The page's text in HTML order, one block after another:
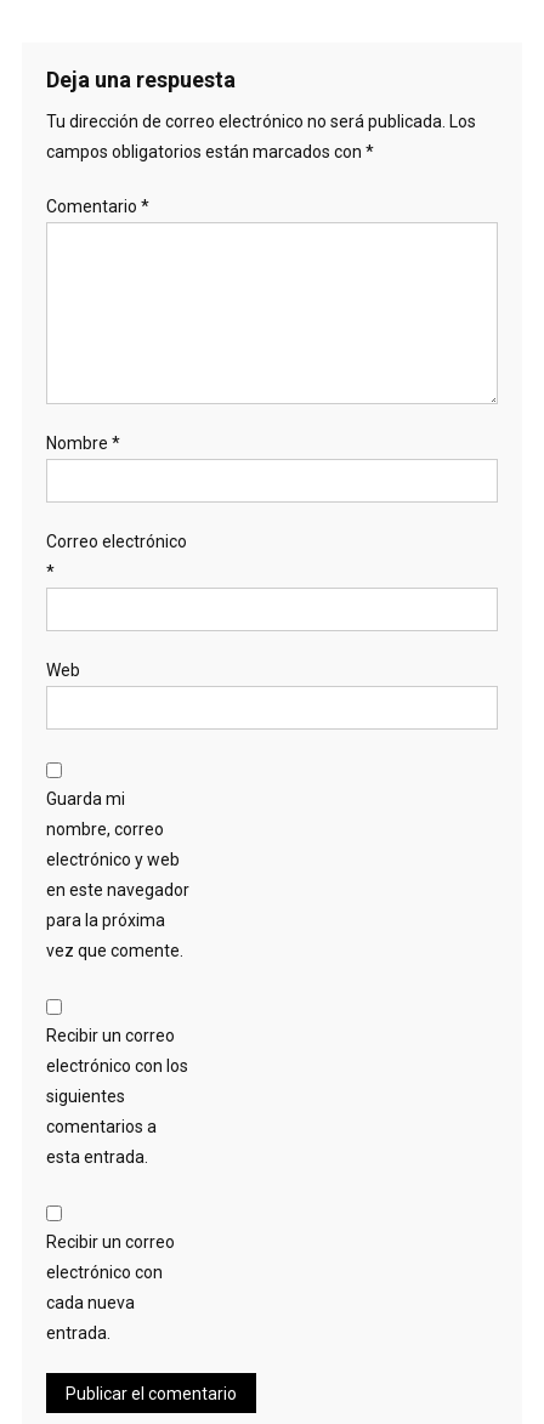
Deja una respuesta
Tu dirección de correo electrónico no será publicada. Los
campos obligatorios están marcados con *
Comentario *
Nombre *
Correo electrónico
*
Web
Guarda mi
nombre, correo
electrónico y web
en este navegador
para la próxima
vez que comente.
Recibir un correo
electrónico con los
siguientes
comentarios a
esta entrada.
Recibir un correo
electrónico con
cada nueva
entrada.